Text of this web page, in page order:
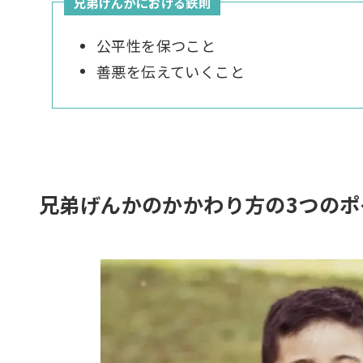
公平性を保つこと
善悪を伝えていくこと
兄弟げんかのかかわり方の3つの